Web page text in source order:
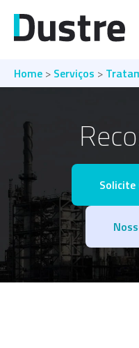
Home > Serviços >